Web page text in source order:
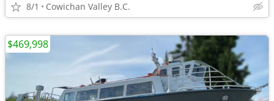
8/1 Cowichan Valley B.C.
$469,998